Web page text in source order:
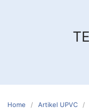
Home
Artikel UPVC